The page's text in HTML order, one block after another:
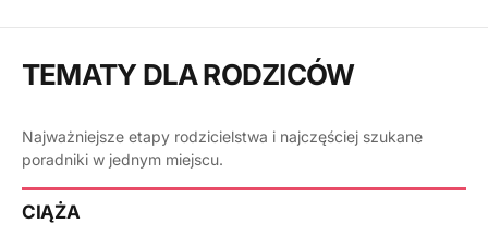
TEMATY DLA RODZICÓW
Najważniejsze etapy rodzicielstwa i najczęściej szukane
poradniki w jednym miejscu.
CIĄŻA